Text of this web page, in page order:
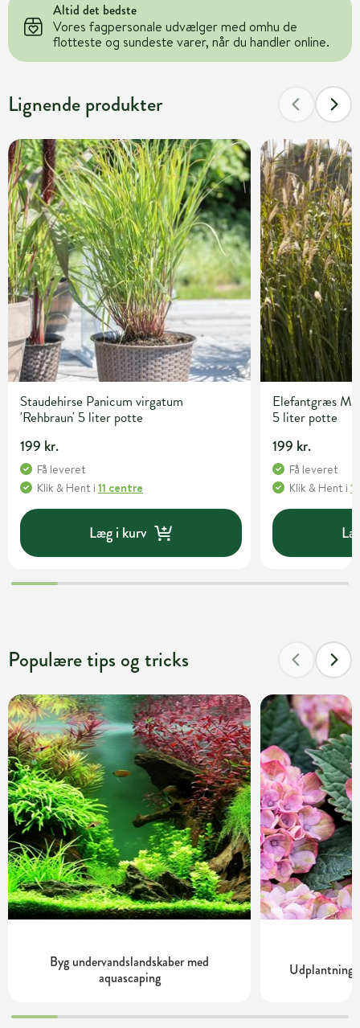
Altid det bedste
Vores fagpersonale udvælger med omhu de
flotteste og sundeste varer, når du handler online.
Lignende produkter
Staudehirse Panicum virgatum
'Rehbraun' 5 liter potte
199 kr.
Få leveret
Klik & Hent i 11 centre
Læg i kurv
Elefantgræs
5 liter potte
199 kr.
Få leveret
Klik & Hent i
Populære tips og tricks
Byg undervandslandskaber med
aquascaping
Udplantning